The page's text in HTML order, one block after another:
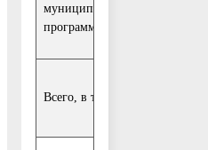
муниципальной
программы
Всего, в т. ч.